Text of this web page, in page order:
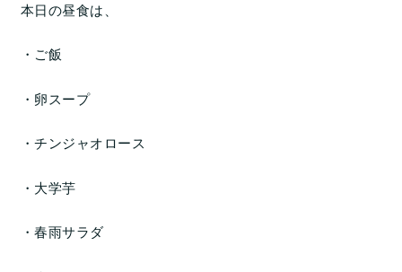
本日の昼食は、
・ご飯
・卵スープ
・チンジャオロース
・大学芋
・春雨サラダ